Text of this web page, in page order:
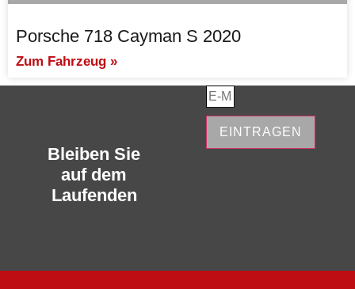
Porsche 718 Cayman S 2020
Zum Fahrzeug »
Bleiben Sie
auf dem
Laufenden
EINTRAGEN